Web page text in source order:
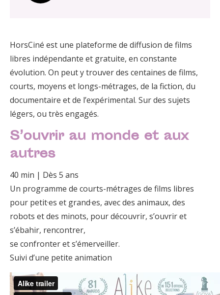
HorsCiné est une plateforme de diffusion de films
libres indépendante et gratuite, en constante
évolution. On peut y trouver des centaines de films,
courts, moyens et longs-métrages, de la fiction, du
documentaire et de l’expérimental. Sur des sujets
légers, ou très engagés.
S’ouvrir au monde et aux
autres
40 min | Dès 5 ans
Un programme de courts-métrages de films libres
pour petit·es et grand·es, avec des animaux, des
robots et des minots, pour découvrir, s’ouvrir et
s’ébahir, rencontrer,
se confronter et s’émerveiller.
Suivi d’une petite animation